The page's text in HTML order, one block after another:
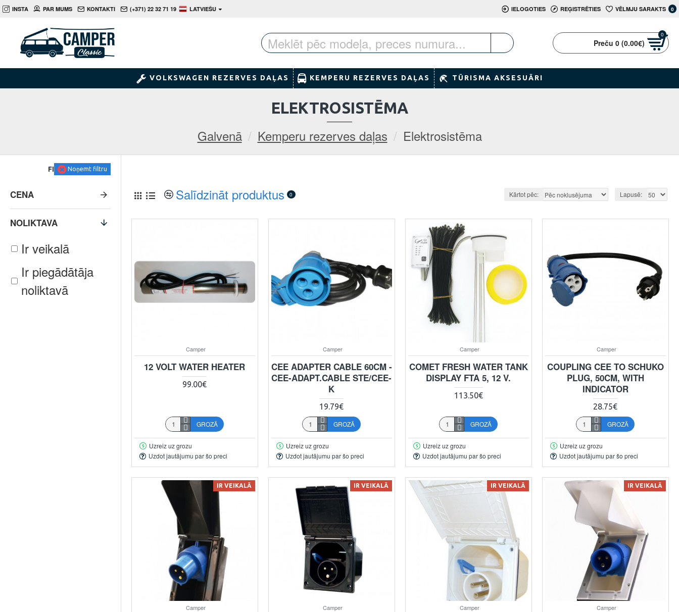
INSTA PAR MUMS KONTAKTI (+371) 22 32 71 19 LATVIEŠU IELOGOTIES REĢISTRĒTIES VĒLMJU SARAKTS 0
Preču 0 (0.00€)
0
VOLKSWAGEN REZERVES DAĻAS KEMPERU REZERVES DAĻAS TŪRISMA AKSESUĀRI
Galvenā Kemperu rezerves daļas Elektrosistēma
ELEKTROSISTĒMA
FILTRSNoņemt filtru
CENA
NOLIKTAVA
Ir veikalā
Ir piegādātāja
noliktavā
Salīdzināt produktus 0 Kārtot pēc: Lapusē:
Camper
12 VOLT WATER HEATER
99.00€
GROZĀ
Uzreiz uz grozu
Uzdot jautājumu par šo preci
Camper
CEE ADAPTER CABLE 60CM -
CEE-ADAPT.CABLE STE/CEE-
K
19.79€
GROZĀ
Uzreiz uz grozu
Uzdot jautājumu par šo preci
Camper
COMET FRESH WATER TANK
DISPLAY FTA 5, 12 V.
113.50€
GROZĀ
Uzreiz uz grozu
Uzdot jautājumu par šo preci
Camper
COUPLING CEE TO SCHUKO
PLUG, 50CM, WITH
INDICATOR
28.75€
GROZĀ
Uzreiz uz grozu
Uzdot jautājumu par šo preci
IR VEIKALĀ
Camper
IR VEIKALĀ
Camper
IR VEIKALĀ
Camper
IR VEIKALĀ
Camper